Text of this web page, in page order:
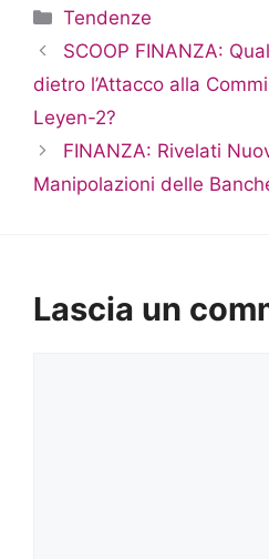
Categorie
Tendenze
SCOOP FINANZA:
dietro l’Attacco alla
Leyen-2?
FINANZA: Rivelati
Manipolazioni delle
Lascia un